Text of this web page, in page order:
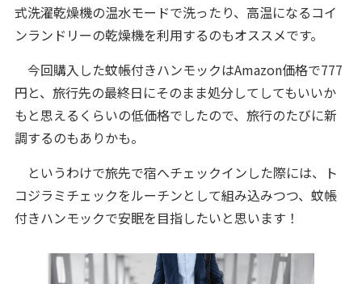
式洗濯乾燥機の温水モードで洗ったり、高温になるコイ
ンランドリーの乾燥機を利用するのもオススメです。
今回購入した蚊帳付きハンモックはAmazon価格で777
円と、旅行先の最終日にそのまま処分してしてもいいか
もと思えるくらいの低価格でしたので、旅行のたびに新
調するのもありかも。
というわけで旅先で宿へチェックインした際には、ト
コジラミチェックをルーチンとして組み込みつつ、蚊帳
付きハンモックで安眠を目指したいと思います！